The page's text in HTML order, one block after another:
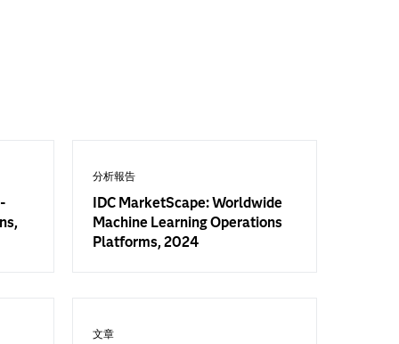
分析報告
IDC MarketScape: Worldwide
Machine Learning Operations
Platforms, 2024
文章